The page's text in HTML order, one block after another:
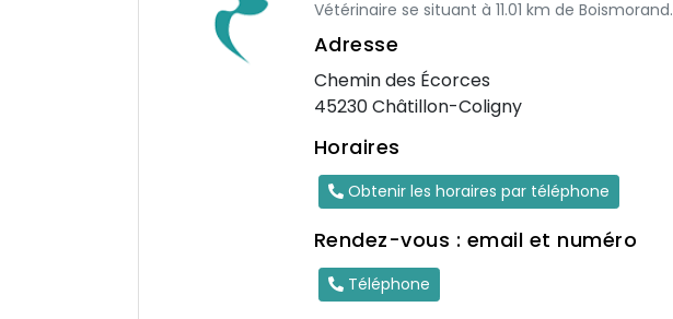
Vétérinaire se situant à 11.01 km de Boismorand.
Adresse
Chemin des Écorces
45230 Châtillon-Coligny
Horaires
Obtenir les horaires par téléphone
Rendez-vous : email et numéro
Téléphone